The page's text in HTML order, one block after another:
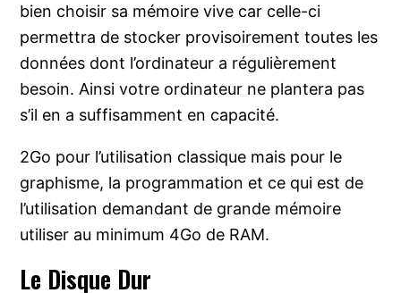
bien choisir sa mémoire vive car celle-ci
permettra de stocker provisoirement toutes les
données dont l’ordinateur a régulièrement
besoin. Ainsi votre ordinateur ne plantera pas
s’il en a suffisamment en capacité.
2Go pour l’utilisation classique mais pour le
graphisme, la programmation et ce qui est de
l’utilisation demandant de grande mémoire
utiliser au minimum 4Go de RAM.
Le Disque Dur